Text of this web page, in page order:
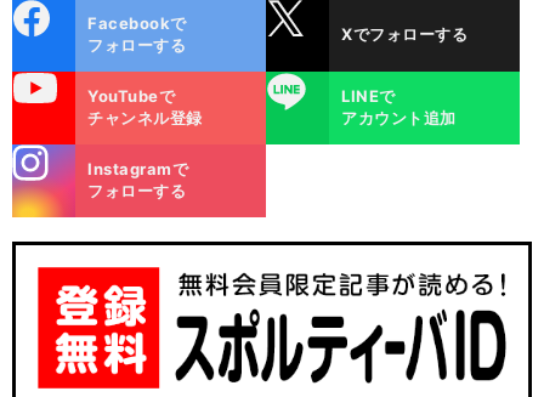
ok
Facebookで
フォローする
Xでフォローする
YouTubeで
チャンネル登録
LINE
LINEで
アカウント追加
m
Instagramで
フォローする